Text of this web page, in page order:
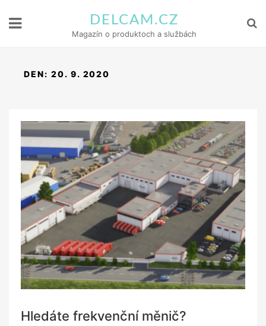
DELCAM.CZ
Magazín o produktoch a službách
DEN: 20. 9. 2020
Hledáte frekvenční měnič?